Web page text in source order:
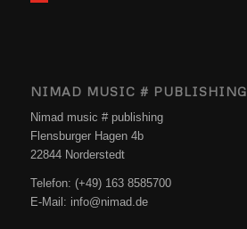
NIMAD MUSIC # PUBLISHING
Nimad music # publishing
Flensburger Hagen 4b
22844 Norderstedt
Telefon: (+49) 163 8585700
E-Mail: info@nimad.de